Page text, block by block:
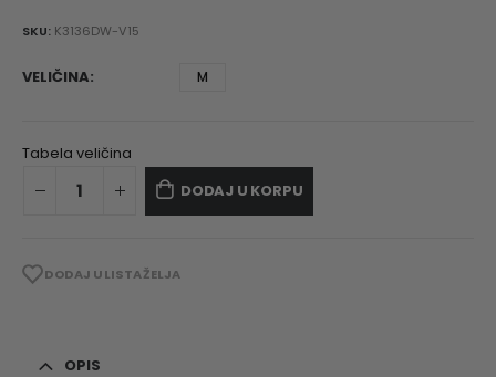
SKU: K3136DW-V15
VELIČINA M
Tabela veličina
DODAJ U KORPU
DODAJ U LISTA ŽELJA
OPIS